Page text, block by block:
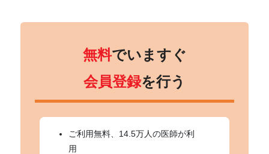
無料でいますぐ
会員登録を行う
ご利用無料、14.5万人の医師が利
用